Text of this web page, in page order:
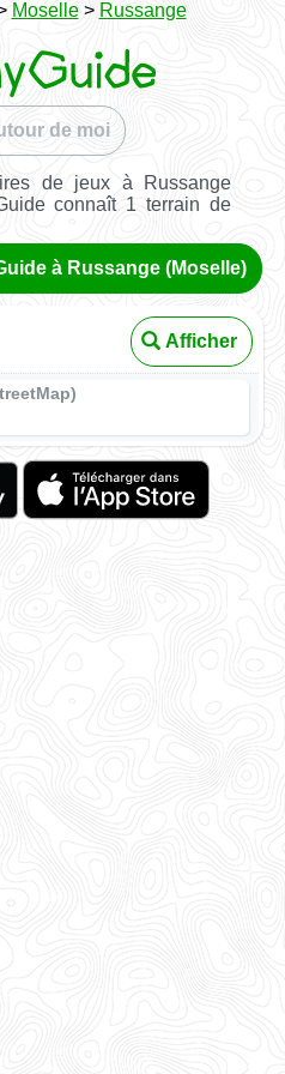
Moselle> Russange
de moi
de jeux à Russange
connaît 1 terrain de
à Russange (Moselle)
Afficher